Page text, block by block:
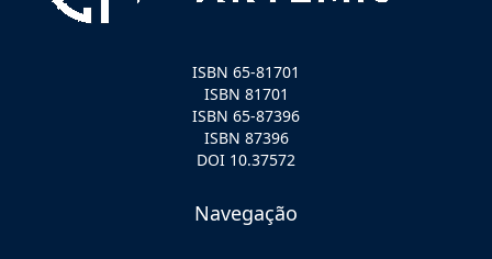
ISBN 65-81701
ISBN 81701
ISBN 65-87396
ISBN 87396
DOI 10.37572
Navegação